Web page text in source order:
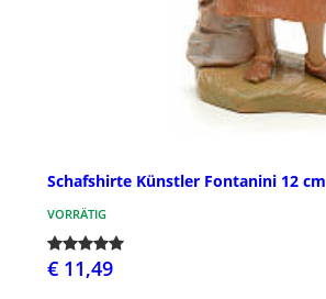
Schafshirte Künstler Fontanini 12 cm
VORRÄTIG
€ 11,49